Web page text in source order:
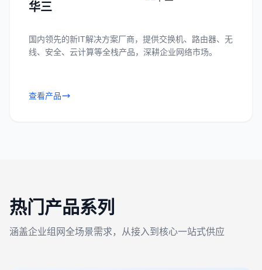
华三
国内领先的新IT解决方案厂商，提供交换机、路由器、无
线、安全、云计算等全栈产品，深耕企业网络市场。
查看产品
热门产品系列
涵盖企业组网全场景需求，从接入到核心一站式供应